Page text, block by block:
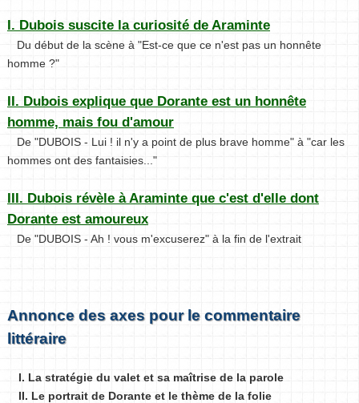
I. Dubois suscite la curiosité de Araminte
Du début de la scène à "Est-ce que ce n'est pas un honnête
homme ?"
II. Dubois explique que Dorante est un honnête
homme, mais fou d'amour
De "DUBOIS - Lui ! il n'y a point de plus brave homme" à "car les
hommes ont des fantaisies..."
III. Dubois révèle à Araminte que c'est d'elle dont
Dorante est amoureux
De "DUBOIS - Ah ! vous m'excuserez" à la fin de l'extrait
Annonce des axes pour le commentaire
littéraire
I. La stratégie du valet et sa maîtrise de la parole
II. Le portrait de Dorante et le thème de la folie